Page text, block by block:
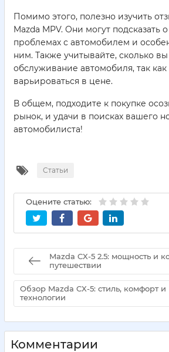
Помимо этого, полезно изучить
Mazda MPV. Они могут подсказать
проблемах с автомобилем и
ним. Также учитывайте, сколько вы
обслуживание автомобиля, так как
варьироваться в цене.
В общем, подходите к покупке
рынок, и удачи в поисках вашего
автомобилиста!
Статьи
Оцените статью:
Mazda CX-5 2.5: мощность и
путешествии
Обзор Mazda CX-5: стиль, комфорт и
технологии
Комментарии